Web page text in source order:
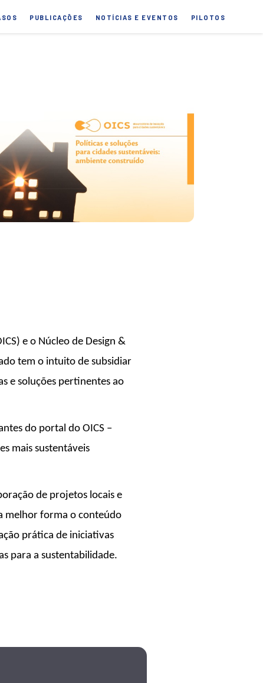
PUBLICAÇÕES NOTÍCIAS E EVENTOS PILOTOS
e o Núcleo de Design &
tem o intuito de subsidiar
e soluções pertinentes ao
do portal do OICS –
mais sustentáveis
de projetos locais e
melhor forma o conteúdo
prática de iniciativas
para a sustentabilidade.